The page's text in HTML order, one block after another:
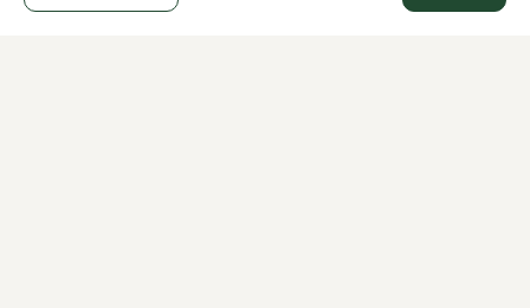
Sinds 1983 een begrip in Den Haag